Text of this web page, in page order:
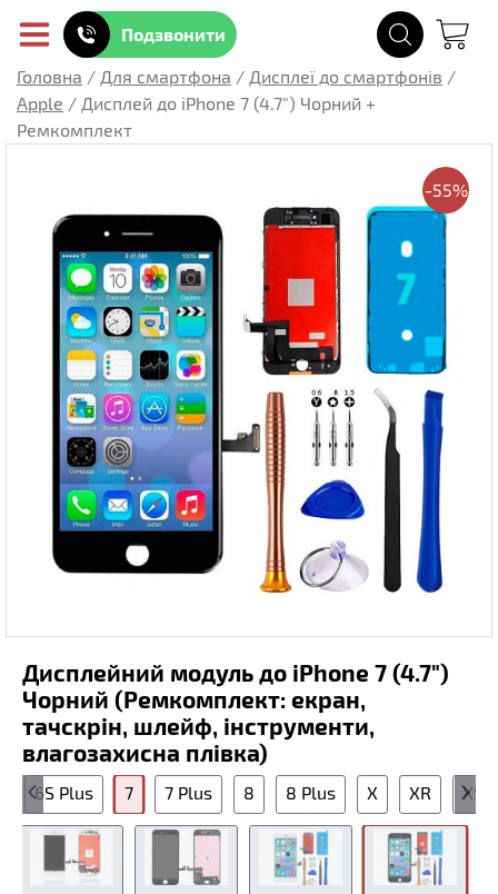
Подзвонити
Головна / Для смартфона / Дисплеї до смартфонів /
Apple / Дисплей до iPhone 7 (4.7") Чорний +
Ремкомплект
-55%
Дисплейний модуль до iPhone 7 (4.7")
Чорний (Ремкомплект: екран,
тачскрін, шлейф, інструменти,
влагозахисна плівка)
6S Plus 7 7 Plus 8 8 Plus X XR XS